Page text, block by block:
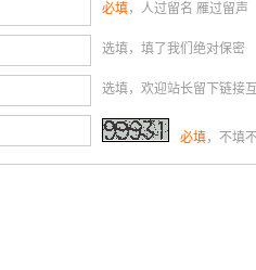
必填，人过留名 雁过留声
选填，填了我们绝对保密
选填，欢迎站长留下链接
必填，不填